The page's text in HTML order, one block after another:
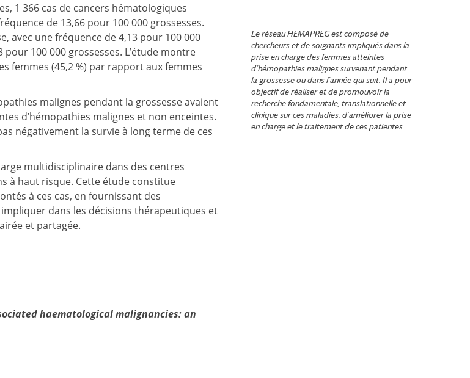
1 366 cas de cancers hématologiques
de 13,66 pour 100 000 grossesses.
avec une fréquence de 4,13 pour 100 000
pour 100 000 grossesses​. L’étude montre
femmes (45,2 %) par rapport aux femmes
malignes pendant la grossesse avaient
d’hémopathies malignes et non enceintes.
négativement la survie à long terme de ces
multidisciplinaire dans des centres
à haut risque. Cette étude constitue
à ces cas, en fournissant des
dans les décisions thérapeutiques et
et partagée.
haematological malignancies: an
Le réseauHEMAPREGest composé de
chercheurs et de soignants impliqués dans la
prise en charge des femmes atteintes
d’hémopathies malignes survenant pendant
la grossesse ou dans l’année qui suit. Il a pour
objectif de réaliser et de promouvoir la
recherche fondamentale, translationnelle et
clinique sur ces maladies, d’améliorer la prise
en charge et le traitement de ces patientes.